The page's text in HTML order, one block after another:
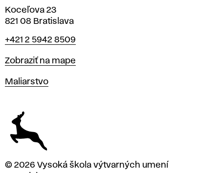
Koceľova 23
821 08 Bratislava
Telefón
+421 2 5942 8509
Mapa
Zobraziť na mape
Katedry
Maliarstvo
© 2026 Vysoká škola výtvarných umení